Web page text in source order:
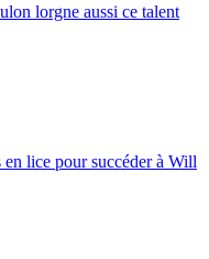
lorgne aussi ce talent
lice pour succéder à Will